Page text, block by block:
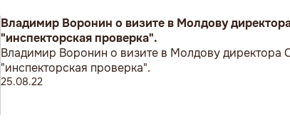
Владимир Воронин о визите в Молдову
"инспекторская проверка".
Владимир Воронин о визите в Молдову
"инспекторская проверка".
25.08.22